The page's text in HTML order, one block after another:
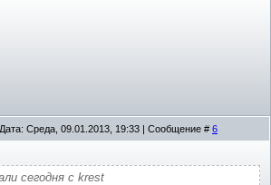
Дата: Среда, 09.01.2013, 19:33 | Сообщение # 6
сегодня с krest